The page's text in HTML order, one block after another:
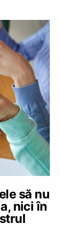
să nu
nici în